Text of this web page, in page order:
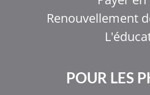
Renouvellement
POUR LES